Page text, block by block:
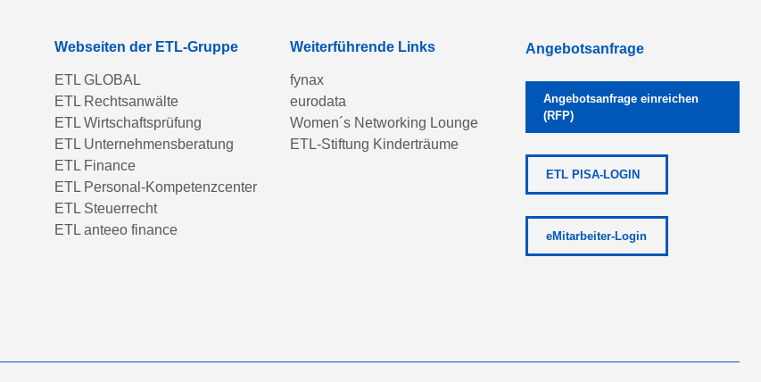
Webseiten der ETL-Gruppe
ETL GLOBAL
ETL Rechtsanwälte
ETL Wirtschaftsprüfung
ETL Unternehmensberatung
ETL Finance
ETL Personal-Kompetenzcenter
ETL Steuerrecht
ETL anteeo finance
Weiterführende Links
fynax
eurodata
Women´s Networking Lounge
ETL-Stiftung Kinderträume
Angebotsanfrage
Angebotsanfrage einreichen
(RFP)
ETL PISA-LOGIN
eMitarbeiter-Login